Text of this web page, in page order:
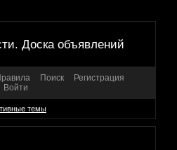
Доска объявлений
Поиск
Регистрация
Войти
темы